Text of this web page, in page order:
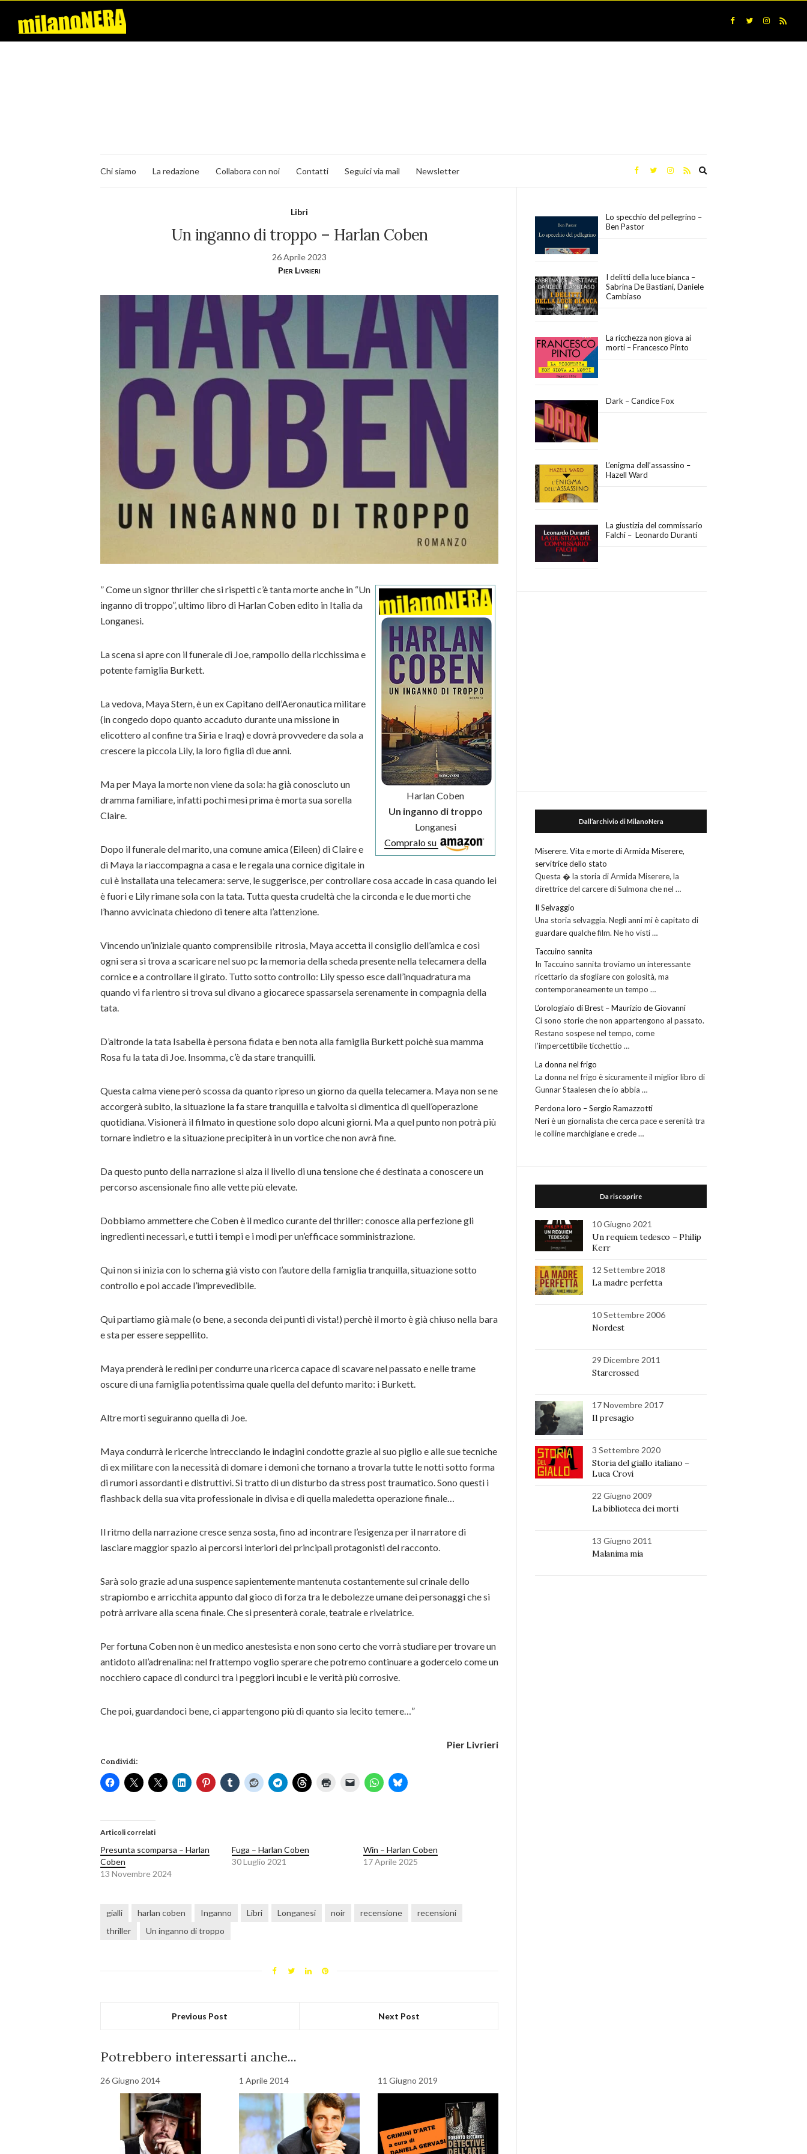
Chi siamo La redazione Collabora con noi Contatti Seguici via mail Newsletter
Libri
Un inganno di troppo – Harlan Coben
26 Aprile 2023
Pier Livrieri
Harlan Coben
Un inganno di troppo
Longanesi
Compralo su
” Come un signor thriller che si rispetti c’è tanta morte anche in “Un
inganno di troppo”, ultimo libro di Harlan Coben edito in Italia da
Longanesi.
La scena si apre con il funerale di Joe, rampollo della ricchissima e
potente famiglia Burkett.
La vedova, Maya Stern, è un ex Capitano dell’Aeronautica militare
(in congedo dopo quanto accaduto durante una missione in
elicottero al confine tra Siria e Iraq) e dovrà provvedere da sola a
crescere la piccola Lily, la loro figlia di due anni.
Ma per Maya la morte non viene da sola: ha già conosciuto un
dramma familiare, infatti pochi mesi prima è morta sua sorella
Claire.
Dopo il funerale del marito, una comune amica (Eileen) di Claire e
di Maya la riaccompagna a casa e le regala una cornice digitale in
cui è installata una telecamera: serve, le suggerisce, per controllare cosa accade in casa quando lei
è fuori e Lily rimane sola con la tata. Tutta questa crudeltà che la circonda e le due morti che
l’hanno avvicinata chiedono di tenere alta l’attenzione.
Vincendo un’iniziale quanto comprensibile ritrosia, Maya accetta il consiglio dell’amica e così
ogni sera si trova a scaricare nel suo pc la memoria della scheda presente nella telecamera della
cornice e a controllare il girato. Tutto sotto controllo: Lily spesso esce dall’inquadratura ma
quando vi fa rientro si trova sul divano a giocarece spassarsela serenamente in compagnia della
tata.
D’altronde la tata Isabella è persona fidata e ben nota alla famiglia Burkett poichè sua mamma
Rosa fu la tata di Joe. Insomma, c’è da stare tranquilli.
Questa calma viene però scossa da quanto ripreso un giorno da quella telecamera. Maya non se ne
accorgerà subito, la situazione la fa stare tranquilla e talvolta si dimentica di quell’operazione
quotidiana. Visionerà il filmato in questione solo dopo alcuni giorni. Ma a quel punto non potrà più
tornare indietro e la situazione precipiterà in un vortice che non avrà fine.
Da questo punto della narrazione si alza il livello di una tensione che é destinata a conoscere un
percorso ascensionale fino alle vette più elevate.
Dobbiamo ammettere che Coben è il medico curante del thriller: conosce alla perfezione gli
ingredienti necessari, e tutti i tempi e i modi per un’efficace somministrazione.
Qui non si inizia con lo schema già visto con l’autore della famiglia tranquilla, situazione sotto
controllo e poi accade l’imprevedibile.
Qui partiamo già male (o bene, a seconda dei punti di vista!) perchè il morto è già chiuso nella bara
e sta per essere seppellito.
Maya prenderà le redini per condurre una ricerca capace di scavare nel passato e nelle trame
oscure di una famiglia potentissima quale quella del defunto marito: i Burkett.
Altre morti seguiranno quella di Joe.
Maya condurrà le ricerche intrecciando le indagini condotte grazie al suo piglio e alle sue tecniche
di ex militare con la necessità di domare i demoni che tornano a trovarla tutte le notti sotto forma
di rumori assordanti e distruttivi. Si tratto di un disturbo da stress post traumatico. Sono questi i
flashback della sua vita professionale in divisa e di quella maledetta operazione finale…
Il ritmo della narrazione cresce senza sosta, fino ad incontrare l’esigenza per il narratore di
lasciare maggior spazio ai percorsi interiori dei principali protagonisti del racconto.
Sarà solo grazie ad una suspence sapientemente mantenuta costantemente sul crinale dello
strapiombo e arricchita appunto dal gioco di forza tra le debolezze umane dei personaggi che si
potrà arrivare alla scena finale. Che si presenterà corale, teatrale e rivelatrice.
Per fortuna Coben non è un medico anestesista e non sono certo che vorrà studiare per trovare un
antidoto all’adrenalina: nel frattempo voglio sperare che potremo continuare a godercelo come un
nocchiero capace di condurci tra i peggiori incubi e le verità più corrosive.
Che poi, guardandoci bene, ci appartengono più di quanto sia lecito temere…”
Pier Livrieri
Condividi:
Articoli correlati
Presunta scomparsa – Harlan
Coben
13 Novembre 2024
Fuga – Harlan Coben
30 Luglio 2021
Win – Harlan Coben
17 Aprile 2025
gialli harlan coben Inganno Libri Longanesi noir recensione
recensioni
thriller
Un inganno di troppo
Previous Post Next Post
Potrebbero interessarti anche...
26 Giugno 2014 1 Aprile 2014 11 Giugno 2019
Lo specchio del pellegrino –
Ben Pastor
I delitti della luce bianca –
Sabrina De Bastiani, Daniele
Cambiaso
La ricchezza non giova ai
morti – Francesco Pinto
Dark – Candice Fox
L’enigma dell’assassino –
Hazell Ward
La giustizia del commissario
Falchi – Leonardo Duranti
Dall’archivio di MilanoNera
Miserere. Vita e morte di Armida Miserere,
servitrice dello stato
Questa � la storia di Armida Miserere, la
direttrice del carcere di Sulmona che nel …
Il Selvaggio
Una storia selvaggia. Negli anni mi è capitato di
guardare qualche film. Ne ho visti …
Taccuino sannita
In Taccuino sannita troviamo un interessante
ricettario da sfogliare con golosità, ma
contemporaneamente un tempo …
L’orologiaio di Brest – Maurizio de Giovanni
Ci sono storie che non appartengono al passato.
Restano sospese nel tempo, come
l’impercettibile ticchettio …
La donna nel frigo
La donna nel frigo è sicuramente il miglior libro di
Gunnar Staalesen che io abbia …
Perdona loro – Sergio Ramazzotti
Neri è un giornalista che cerca pace e serenità tra
le colline marchigiane e crede …
Da riscoprire
10 Giugno 2021
Un requiem tedesco – Philip
Kerr
12 Settembre 2018
La madre perfetta
10 Settembre 2006
Nordest
29 Dicembre 2011
Starcrossed
17 Novembre 2017
Il presagio
3 Settembre 2020
Storia del giallo italiano –
Luca Crovi
22 Giugno 2009
La biblioteca dei morti
13 Giugno 2011
Malanima mia